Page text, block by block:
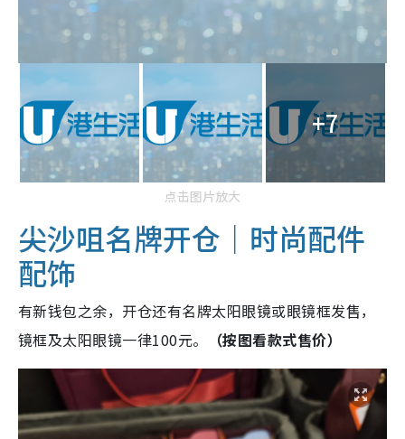
+7
点击图片放大
尖沙咀名牌开仓｜时尚配件
配饰
有新钱包之余，开仓还有名牌太阳眼镜或眼镜框发售，
镜框及太阳眼镜一律100元。
（按图看款式售价）